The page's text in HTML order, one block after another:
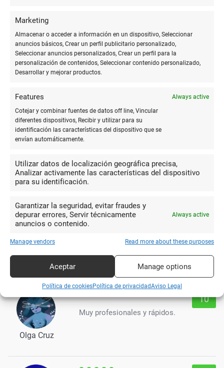
Marketing
Almacenar o acceder a información en un dispositivo, Seleccionar
anuncios básicos, Crear un perfil publicitario personalizado,
Seleccionar anuncios personalizados, Crear un perfil para la
personalización de contenidos, Seleccionar contenido personalizado,
Desarrollar y mejorar productos.
Features
Always active
Cotejar y combinar fuentes de datos off line, Vincular
diferentes dispositivos, Recibir y utilizar para su
identificación las características del dispositivo que se
envían automáticamente.
Utilizar datos de localización geográfica precisa,
Analizar activamente las características del dispositivo
para su identificación.
Garantizar la seguridad, evitar fraudes y
depurar errores, Servir técnicamente
anuncios o contenido.
Always active
Manage vendors Read more about these purposes
Aceptar Manage options
Política de cookiesPolítica de privacidadAviso Legal
Alonso Nieto
personalizados y los hicieron rápido y
muy bien. Muchas gracias
Rafael Gómez y
Blasco
Desde hace muchos años he
tenido relación con Don Antonio Molina
y su gran equipo. Desde los mejores
trabajos publicitarios, pasando por
y eficacia. Además con precios imbatibles. Los recomiendo
siempre.
Toñi Anton
dudas. Y una gran calidad.
Olga Cruz
10
Muy profesionales y rápidos.